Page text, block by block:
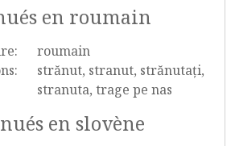
en roumain
roumain
strănut, stranut, strănutați,
stranuta, trage pe nas
en slovène